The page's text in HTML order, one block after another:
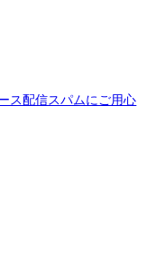
ス配信スパムにご用心